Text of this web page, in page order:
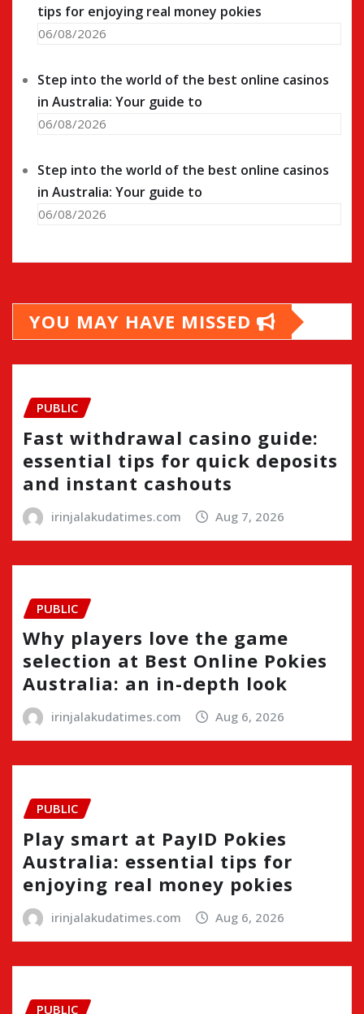
tips for enjoying real money pokies
06/08/2026
Step into the world of the best online casinos
in Australia: Your guide to
06/08/2026
Step into the world of the best online casinos
in Australia: Your guide to
06/08/2026
YOU MAY HAVE MISSED
PUBLIC
Fast withdrawal casino guide:
essential tips for quick deposits
and instant cashouts
irinjalakudatimes.com Aug 7, 2026
PUBLIC
Why players love the game
selection at Best Online Pokies
Australia: an in-depth look
irinjalakudatimes.com Aug 6, 2026
PUBLIC
Play smart at PayID Pokies
Australia: essential tips for
enjoying real money pokies
irinjalakudatimes.com Aug 6, 2026
PUBLIC